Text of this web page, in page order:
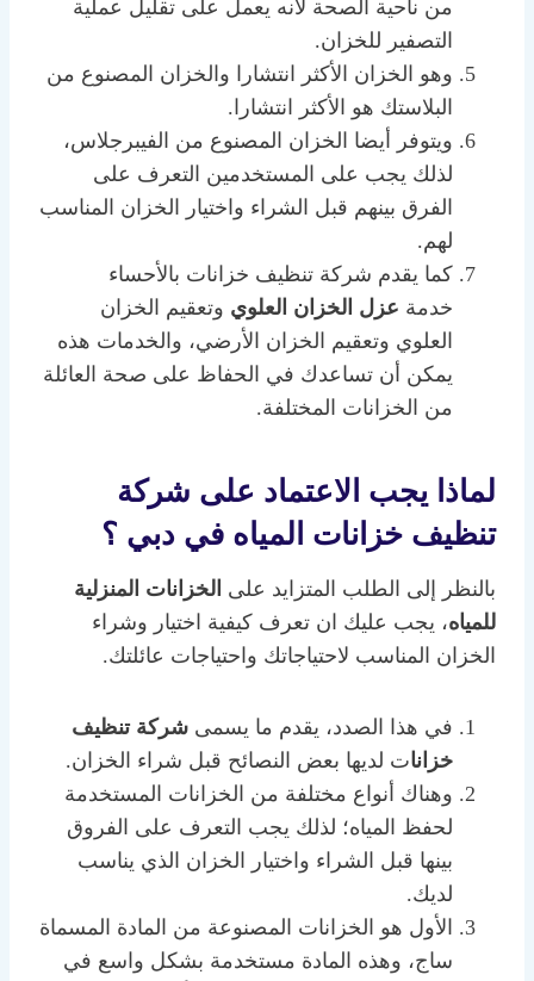
من ناحية الصحة لأنه يعمل على تقليل عملية
التصفير للخزان.
وهو الخزان الأكثر انتشارا والخزان المصنوع من
البلاستك هو الأكثر انتشارا.
ويتوفر أيضا الخزان المصنوع من الفيبرجلاس،
لذلك يجب على المستخدمين التعرف على
الفرق بينهم قبل الشراء واختيار الخزان المناسب
لهم.
كما يقدم شركة تنظيف خزانات بالأحساء
خدمة عزل الخزان العلوي وتعقيم الخزان
العلوي وتعقيم الخزان الأرضي، والخدمات هذه
يمكن أن تساعدك في الحفاظ على صحة العائلة
من الخزانات المختلفة.
لماذا يجب الاعتماد على شركة
تنظيف خزانات المياه في دبي ؟
بالنظر إلى الطلب المتزايد على الخزانات المنزلية
للمياه، يجب عليك ان تعرف كيفية اختيار وشراء
الخزان المناسب لاحتياجاتك واحتياجات عائلتك.
في هذا الصدد، يقدم ما يسمى شركة تنظيف
خزانات لديها بعض النصائح قبل شراء الخزان.
وهناك أنواع مختلفة من الخزانات المستخدمة
لحفظ المياه؛ لذلك يجب التعرف على الفروق
بينها قبل الشراء واختيار الخزان الذي يناسب
لديك.
الأول هو الخزانات المصنوعة من المادة المسماة
ساج، وهذه المادة مستخدمة بشكل واسع في